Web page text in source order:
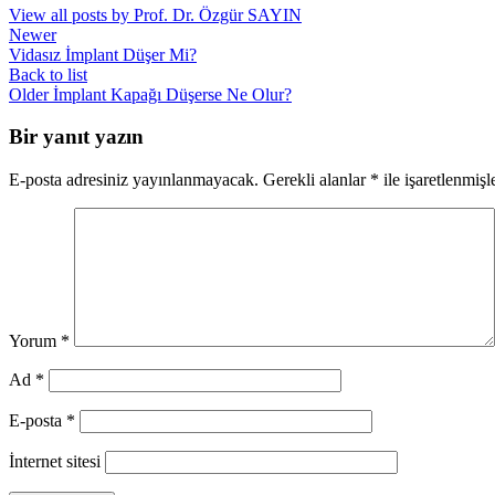
View all posts by Prof. Dr. Özgür SAYIN
Newer
Vidasız İmplant Düşer Mi?
Back to list
Older İmplant Kapağı Düşerse Ne Olur?
Bir yanıt yazın
E-posta adresiniz yayınlanmayacak. Gerekli alanlar * ile
Yorum *
Ad *
E-posta *
İnternet sitesi